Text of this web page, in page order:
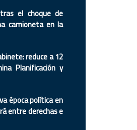
el choque de
camioneta en la
reduce a 12
Planificación y
época política en
entre derechas e